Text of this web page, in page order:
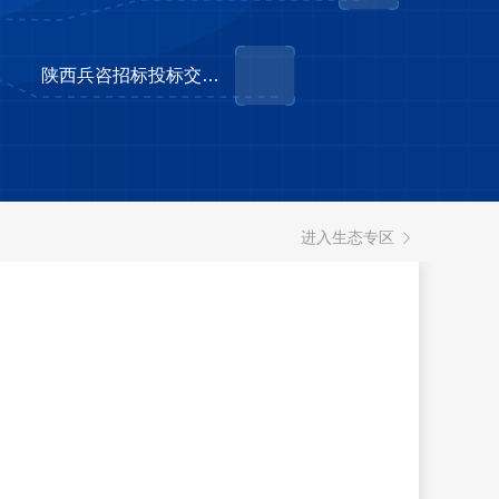
陕西兵咨招标投标交易平台
进入生态专区 